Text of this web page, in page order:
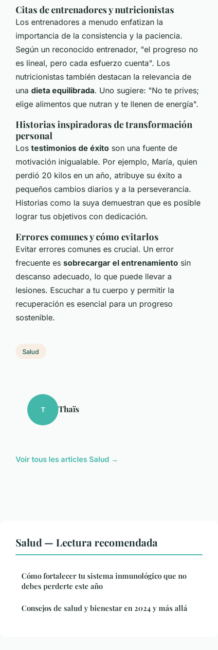
Citas de entrenadores y nutricionistas
Los entrenadores a menudo enfatizan la
importancia de la consistencia y la paciencia.
Según un reconocido entrenador, "el progreso no
es lineal, pero cada esfuerzo cuenta". Los
nutricionistas también destacan la relevancia de
una dieta equilibrada. Uno sugiere: "No te prives;
elige alimentos que nutran y te llenen de energía".
Historias inspiradoras de transformación
personal
Los testimonios de éxito son una fuente de
motivación inigualable. Por ejemplo, María, quien
perdió 20 kilos en un año, atribuye su éxito a
pequeños cambios diarios y a la perseverancia.
Historias como la suya demuestran que es posible
lograr tus objetivos con dedicación.
Errores comunes y cómo evitarlos
Evitar errores comunes es crucial. Un error
frecuente es sobrecargar el entrenamiento sin
descanso adecuado, lo que puede llevar a
lesiones. Escuchar a tu cuerpo y permitir la
recuperación es esencial para un progreso
sostenible.
Salud
T Thaïs
Voir tous les articles Salud →
Salud — Lectura recomendada
Cómo fortalecer tu sistema inmunológico que no
debes perderte este año
Consejos de salud y bienestar en 2024 y más allá